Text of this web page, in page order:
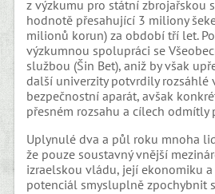
z výzkumu pro státní zbrojařskou
hodnotě přesahující 3 miliony
milionů korun) za období tří let.
výzkumnou spolupráci se
službou (Šin Bet), aniž by však
další univerzity potvrdily rozsáhlé
bezpečnostní aparát, avšak
přesném rozsahu a cílech odmítly
Uplynulé dva a půl roku mnoha
že pouze soustavný vnější
izraelskou vládu, její ekonomiku
potenciál smysluplně zpochybnit